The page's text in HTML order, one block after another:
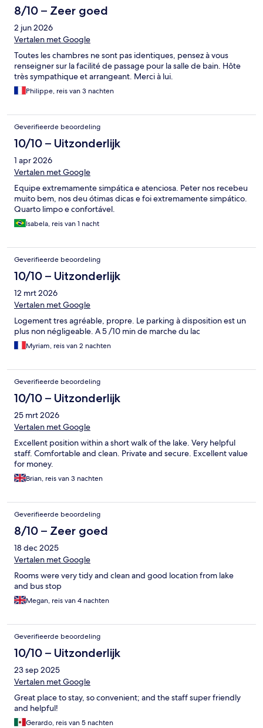
8/10 – Zeer goed
2 jun 2026
Vertalen met Google
Toutes les chambres ne sont pas identiques, pensez à vous
renseigner sur la facilité de passage pour la salle de bain. Hôte
très sympathique et arrangeant. Merci à lui.
Philippe, reis van 3 nachten
Geverifieerde beoordeling
10/10 – Uitzonderlijk
1 apr 2026
Vertalen met Google
Equipe extremamente simpática e atenciosa. Peter nos recebeu
muito bem, nos deu ótimas dicas e foi extremamente simpático.
Quarto limpo e confortável.
Isabela, reis van 1 nacht
Geverifieerde beoordeling
10/10 – Uitzonderlijk
12 mrt 2026
Vertalen met Google
Logement tres agréable, propre. Le parking à disposition est un
plus non négligeable. A 5 /10 min de marche du lac
Myriam, reis van 2 nachten
Geverifieerde beoordeling
10/10 – Uitzonderlijk
25 mrt 2026
Vertalen met Google
Excellent position within a short walk of the lake. Very helpful
staff. Comfortable and clean. Private and secure. Excellent value
for money.
Brian, reis van 3 nachten
Geverifieerde beoordeling
8/10 – Zeer goed
18 dec 2025
Vertalen met Google
Rooms were very tidy and clean and good location from lake
and bus stop
Megan, reis van 4 nachten
Geverifieerde beoordeling
10/10 – Uitzonderlijk
23 sep 2025
Vertalen met Google
Great place to stay, so convenient; and the staff super friendly
and helpful!
Gerardo, reis van 5 nachten